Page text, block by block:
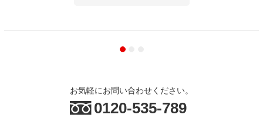
お気軽にお問い合わせください。
0120-535-789